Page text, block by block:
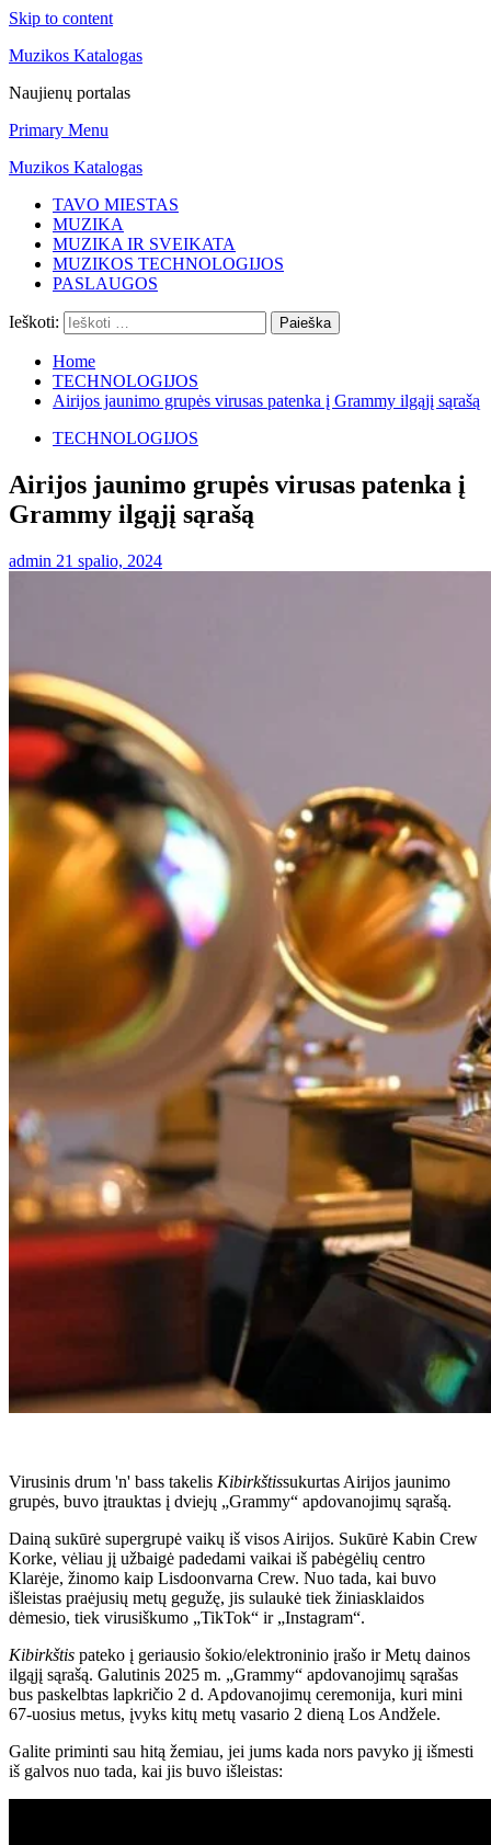
Skip to content
Muzikos Katalogas
Naujienų portalas
Primary Menu
Muzikos Katalogas
TAVO MIESTAS
MUZIKA
MUZIKA IR SVEIKATA
MUZIKOS TECHNOLOGIJOS
PASLAUGOS
Ieškoti:
Home
TECHNOLOGIJOS
Airijos jaunimo grupės virusas patenka į Grammy ilgąjį sąrašą
TECHNOLOGIJOS
Airijos jaunimo grupės virusas patenka į
Grammy ilgąjį sąrašą
admin 21 spalio, 2024
Virusinis drum 'n' bass takelis Kibirkštissukurtas Airijos jaunimo
grupės, buvo įtrauktas į dviejų „Grammy“ apdovanojimų sąrašą.
Dainą sukūrė supergrupė vaikų iš visos Airijos. Sukūrė Kabin Crew
Korke, vėliau jį užbaigė padedami vaikai iš pabėgėlių centro
Klarėje, žinomo kaip Lisdoonvarna Crew. Nuo tada, kai buvo
išleistas praėjusių metų gegužę, jis sulaukė tiek žiniasklaidos
dėmesio, tiek virusiškumo „TikTok“ ir „Instagram“.
Kibirkštis pateko į geriausio šokio/elektroninio įrašo ir Metų dainos
ilgąjį sąrašą. Galutinis 2025 m. „Grammy“ apdovanojimų sąrašas
bus paskelbtas lapkričio 2 d. Apdovanojimų ceremonija, kuri mini
67-uosius metus, įvyks kitų metų vasario 2 dieną Los Andžele.
Galite priminti sau hitą žemiau, jei jums kada nors pavyko jį išmesti
iš galvos nuo tada, kai jis buvo išleistas: